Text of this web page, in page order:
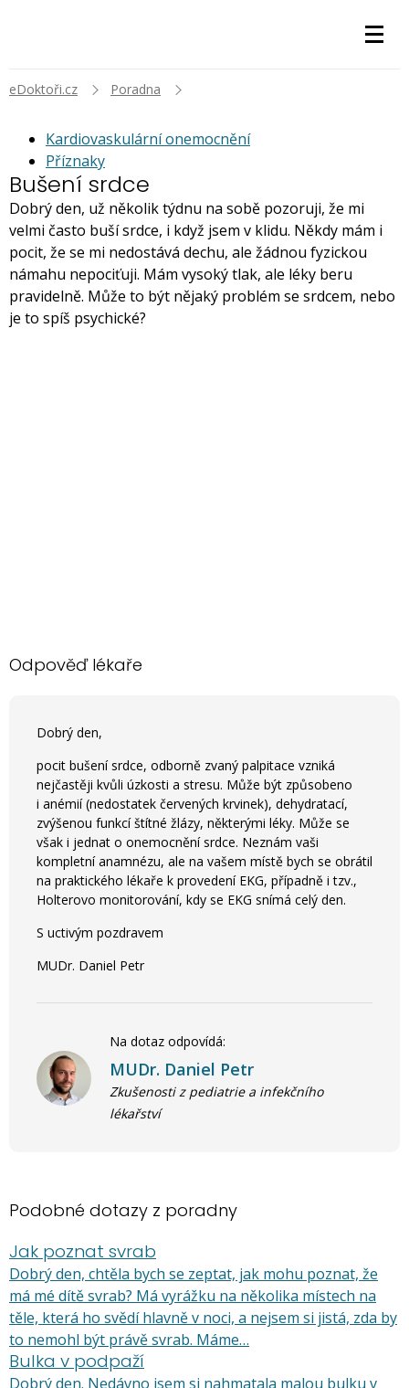
eDoktoři.cz Poradna
Kardiovaskulární onemocnění
Příznaky
Bušení srdce
Dobrý den, už několik týdnu na sobě pozoruji, že mi
velmi často buší srdce, i když jsem v klidu. Někdy mám i
pocit, že se mi nedostává dechu, ale žádnou fyzickou
námahu nepociťuji. Mám vysoký tlak, ale léky beru
pravidelně. Může to být nějaký problém se srdcem, nebo
je to spíš psychické?
Odpověď lékaře
Dobrý den,
pocit bušení srdce, odborně zvaný palpitace vzniká
nejčastěji kvůli úzkosti a stresu. Může být způsobeno
i anémií (nedostatek červených krvinek), dehydratací,
zvýšenou funkcí štítné žlázy, některými léky. Může se
však i jednat o onemocnění srdce. Neznám vaši
kompletní anamnézu, ale na vašem místě bych se obrátil
na praktického lékaře k provedení EKG, případně i tzv.,
Holterovo monitorování, kdy se EKG snímá celý den.
S uctivým pozdravem
MUDr. Daniel Petr
Na dotaz odpovídá:
MUDr. Daniel Petr
Zkušenosti z pediatrie a infekčního
lékařství
Podobné dotazy z poradny
Jak poznat svrab
Dobrý den, chtěla bych se zeptat, jak mohu poznat, že
má mé dítě svrab? Má vyrážku na několika místech na
těle, která ho svědí hlavně v noci, a nejsem si jistá, zda by
to nemohl být právě svrab. Máme…
Bulka v podpaží
Dobrý den. Nedávno jsem si nahmatala malou bulku v